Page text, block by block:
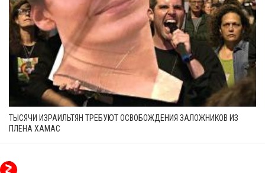
ТЫСЯЧИ ИЗРАИЛЬТЯН ТРЕБУЮТ ОСВОБОЖДЕНИЯ ЗАЛОЖНИКОВ ИЗ
ПЛЕНА ХАМАС